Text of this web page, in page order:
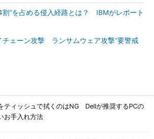
割”を占める侵入経路とは？ IBMがレポート
チェーン攻撃 ランサムウェア攻撃“要警戒
ティッシュで拭くのはNG Dellが推奨するPCの
お手入れ方法